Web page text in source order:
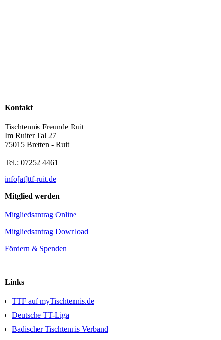
Kontakt
Tischtennis-Freunde-Ruit
Im Ruiter Tal 27
75015 Bretten - Ruit
Tel.: 07252 4461
info[at]ttf-ruit.de
Mitglied werden
Mitgliedsantrag Online
Mitgliedsantrag Download
Fördern & Spenden
Links
TTF auf myTischtennis.de
Deutsche TT-Liga
Badischer Tischtennis Verband